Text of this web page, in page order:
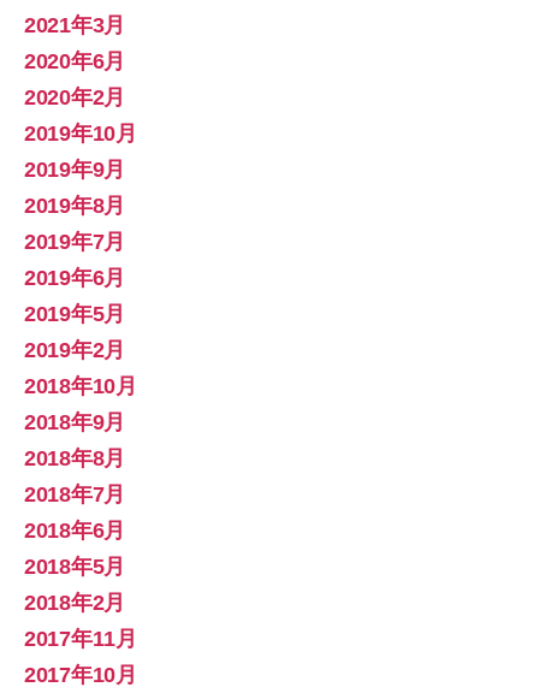
2021年3月
2020年6月
2020年2月
2019年10月
2019年9月
2019年8月
2019年7月
2019年6月
2019年5月
2019年2月
2018年10月
2018年9月
2018年8月
2018年7月
2018年6月
2018年5月
2018年2月
2017年11月
2017年10月